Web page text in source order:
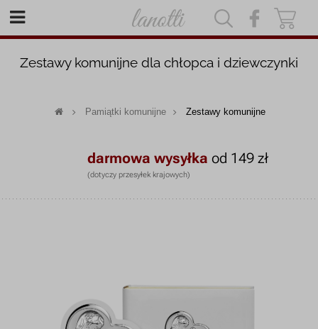
Zestawy komunijne dla chłopca i dziewczynki
Pamiątki komunijne Zestawy komunijne
darmowa wysyłka od 149 zł
(dotyczy przesyłek krajowych)